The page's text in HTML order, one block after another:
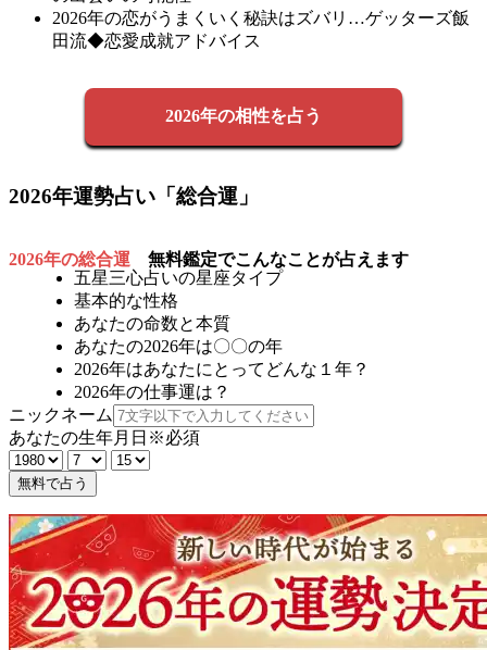
2026年の恋がうまくいく秘訣はズバリ…ゲッターズ飯
田流◆恋愛成就アドバイス
2026年の相性を占う
2026年運勢占い「総合運」
2026年の総合運 無料鑑定でこんなことが占えます
五星三心占いの星座タイプ
基本的な性格
あなたの命数と本質
あなたの2026年は〇〇の年
2026年はあなたにとってどんな１年？
2026年の仕事運は？
ニックネーム
あなたの生年月日 ※必須
無料で占う